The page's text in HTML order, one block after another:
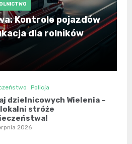
Kontrole pojazdów
dla rolników
Policja
dzielnicowych Wielenia –
stróże
2026